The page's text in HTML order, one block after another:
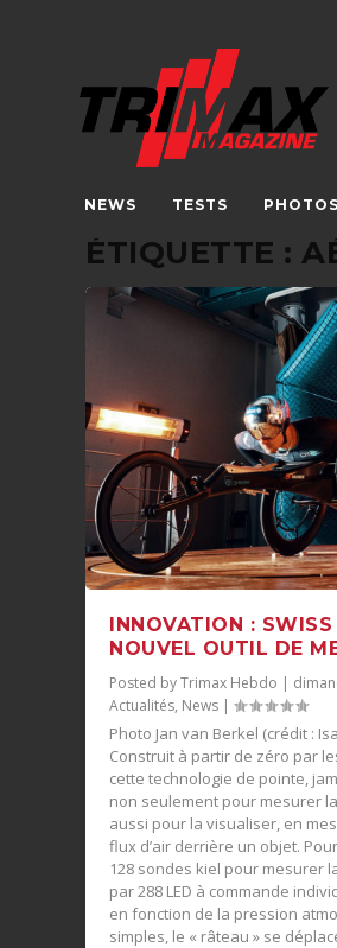
NEWS TESTS
ÉTIQUETTE :
INNOVATION : SWISS
NOUVEL OUTIL DE
Posted byTrimax Hebdo |
Actualités, News |
Photo Jan van Berkel (crédit :
Construit à partir de zéro par
cette technologie de pointe,
non seulement pour mesurer
aussi pour la visualiser, en
flux d’air derrière un objet.
128 sondes kiel pour mesurer
par 288 LED à commande
en fonction de la pression
simples, le « râteau » se